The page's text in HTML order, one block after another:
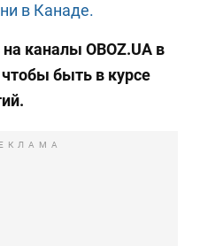
в Канаде.
каналы OBOZ.UA в
чтобы быть в курсе